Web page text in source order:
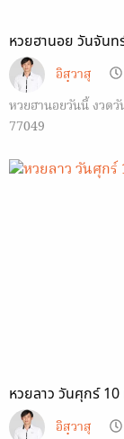
หวยฮานอย วันจัน
อิสฺวาสุ
หวยฮานอยวันนี้ งวด
77049
หวยลาว วันศุกร์
อิสฺวาสุ